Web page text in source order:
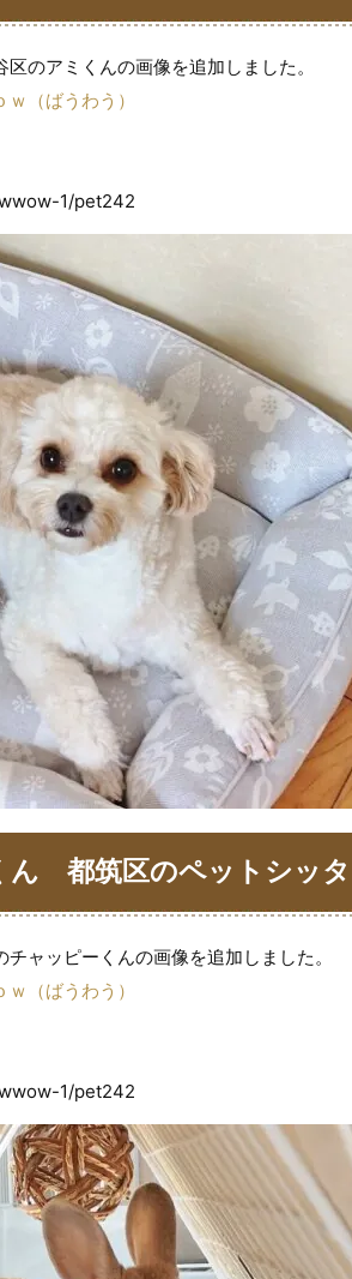
のアミくんの画像を追加しました。
（ばうわう）
1/pet242
ん 都筑区のペットシッタ
ャッピーくんの画像を追加しました。
（ばうわう）
1/pet242